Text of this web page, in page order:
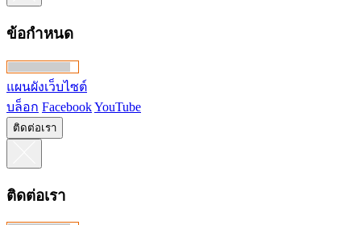
ข้อกำหนด
แผนผังเว็บไซต์
บล็อก FacebookYouTube
ติดต่อเรา
ติดต่อเรา